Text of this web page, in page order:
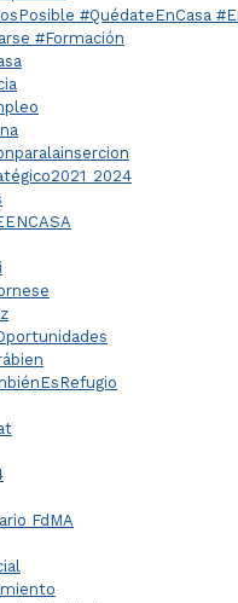
#QuédateEnCasa
#Formación
FdMA